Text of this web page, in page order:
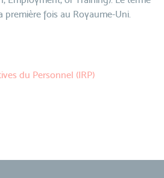
première fois au Royaume-Uni.
du Personnel (IRP)